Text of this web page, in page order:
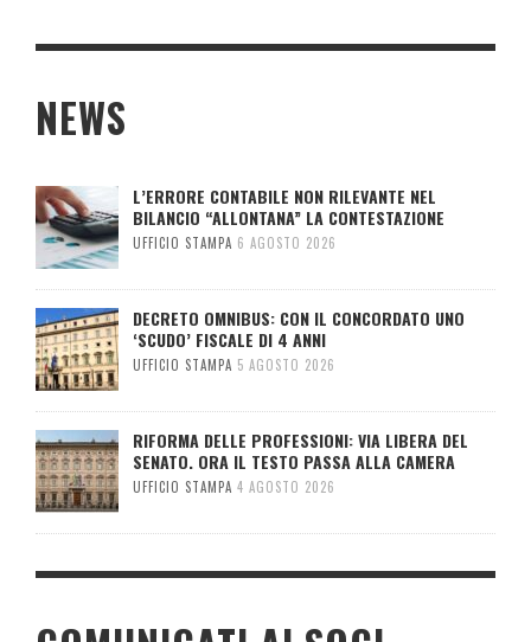
NEWS
L’ERRORE CONTABILE NON RILEVANTE NEL
BILANCIO “ALLONTANA” LA CONTESTAZIONE
UFFICIO STAMPA 6 AGOSTO 2026
DECRETO OMNIBUS: CON IL CONCORDATO UNO
‘SCUDO’ FISCALE DI 4 ANNI
UFFICIO STAMPA 5 AGOSTO 2026
RIFORMA DELLE PROFESSIONI: VIA LIBERA DEL
SENATO. ORA IL TESTO PASSA ALLA CAMERA
UFFICIO STAMPA 4 AGOSTO 2026